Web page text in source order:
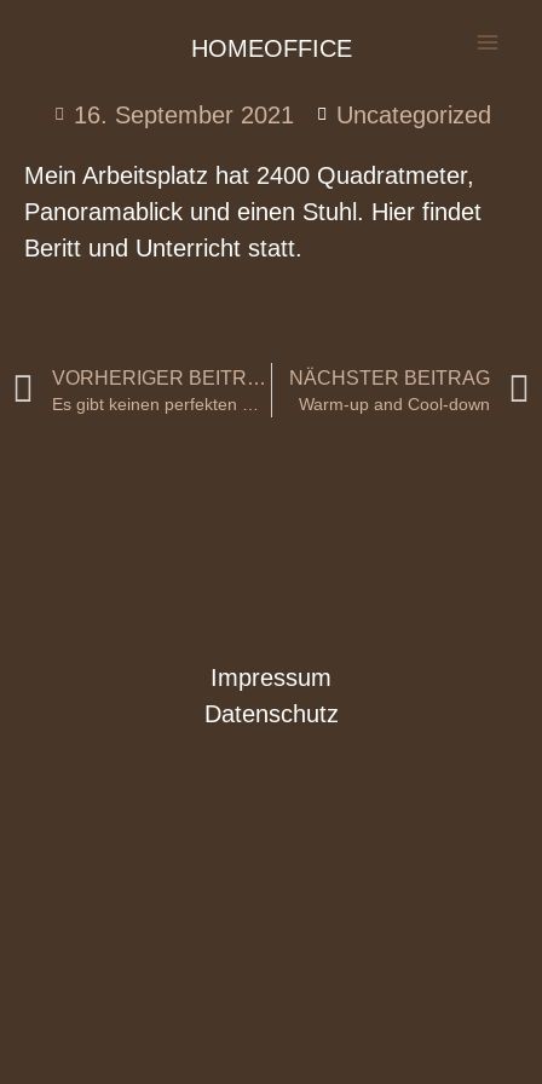
HOMEOFFICE
16. September 2021 Uncategorized
Mein Arbeitsplatz hat 2400 Quadratmeter,
Panoramablick und einen Stuhl. Hier findet
Beritt und Unterricht statt.
VORHERIGER BEITRAG NÄCHSTER BEITRAG
Warm-up and Cool-down
Impressum
Datenschutz